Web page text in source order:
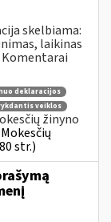
skelbiama:
laikinas
Komentarai
deklaracijos
veiklos
žinyno
str.)